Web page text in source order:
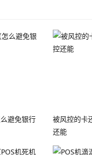
避免银行
被风控的卡
还能